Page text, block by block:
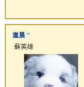
遨晨
蘇英雄